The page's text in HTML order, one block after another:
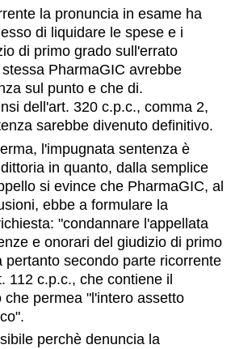
la pronuncia in esame ha
di liquidare le spese e i
di primo grado sull'errato
PharmaGIC avrebbe
sul punto e che di.
dell'art. 320 c.p.c., comma 2,
sarebbe divenuto definitivo.
l'impugnata sentenza è
in quanto, dalla semplice
si evince che PharmaGIC, al
ebbe a formulare la
"condannare l'appellata
e onorari del giudizio di primo
pertanto secondo parte ricorrente
112 c.p.c., che contiene il
che permea "l'intero assetto
perchè denuncia la